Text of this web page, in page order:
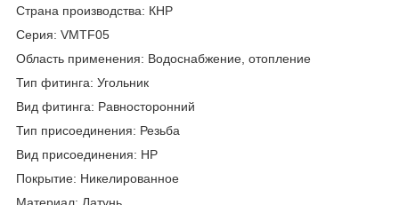
Страна производства: КНР
Серия: VMTF05
Область применения: Водоснабжение, отопление
Тип фитинга: Угольник
Вид фитинга: Равносторонний
Тип присоединения: Резьба
Вид присоединения: НР
Покрытие: Никелированное
Материал: Латунь